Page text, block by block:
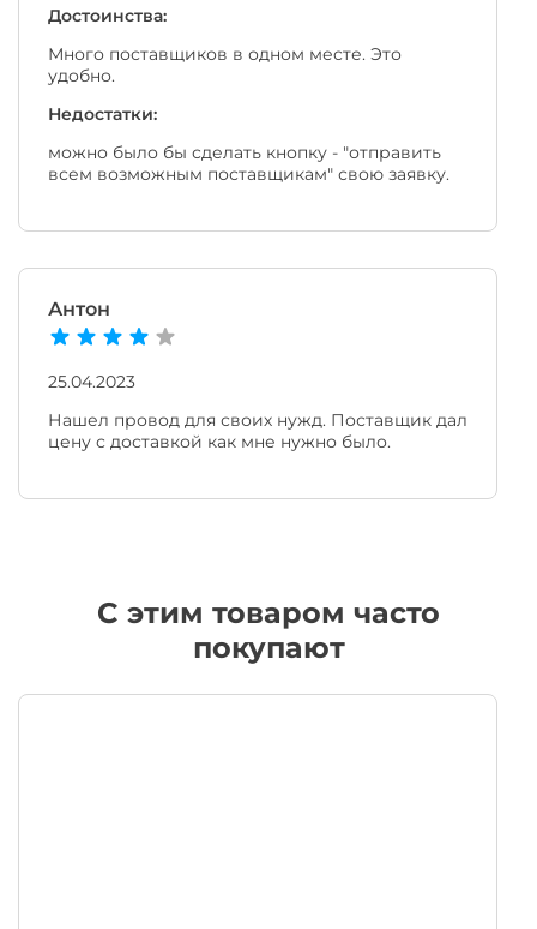
Достоинства:
Много поставщиков в одном месте. Это
удобно.
Недостатки:
можно было бы сделать кнопку - "отправить
всем возможным поставщикам" свою заявку.
Антон
25.04.2023
Нашел провод для своих нужд. Поставщик дал
цену с доставкой как мне нужно было.
C этим товаром часто
покупают